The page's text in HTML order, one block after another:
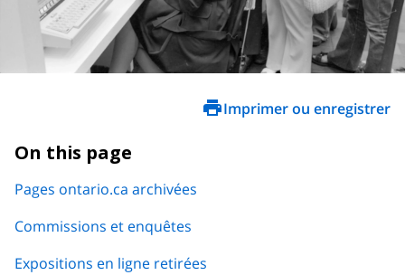
Imprimer ou enregistrer
On this page
Pages ontario.ca archivées
Commissions et enquêtes
Expositions en ligne retirées